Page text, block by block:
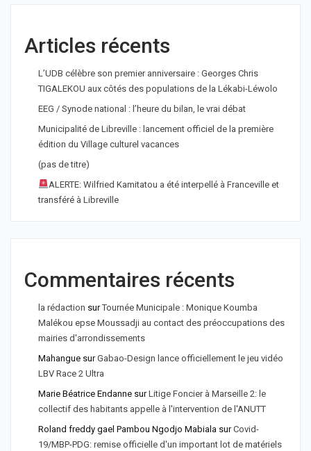
Articles récents
L’UDB célèbre son premier anniversaire : Georges Chris
TIGALEKOU aux côtés des populations de la Lékabi-Léwolo
EEG / Synode national : l’heure du bilan, le vrai débat
Municipalité de Libreville : lancement officiel de la première
édition du Village culturel vacances
(pas de titre)
ALERTE: Wilfried Kamitatou a été interpellé à Franceville et
transféré à Libreville
Commentaires récents
la rédaction surTournée Municipale : Monique Koumba
Malékou epse Moussadji au contact des préoccupations des
mairies d'arrondissements
Mahangue surGabao-Design lance officiellement le jeu vidéo
LBV Race 2 Ultra
Marie Béatrice Endanne surLitige Foncier à Marseille 2: le
collectif des habitants appelle à l'intervention de l'ANUTT
Roland freddy gael Pambou Ngodjo Mabiala surCovid-
19/MBP-PDG: remise officielle d'un important lot de matériels